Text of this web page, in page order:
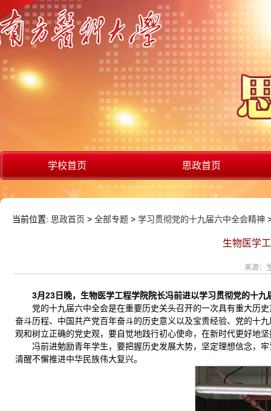
学校首页 思政首页
当前位置: 思政首页 > 全部专题 > 学习贯彻党的十九届六中全会精神
生物医学
来源：
3月23日晚，生物医学工程学院院长冯前进以学习贯彻党的十
党的十九届六中全会是在重要历史关头召开的一次具有重大历
奋斗历程、中国共产党百年奋斗的历史意义以及宝贵经验、党的十
观和树立正确的党史观，要自觉地践行初心使命，在新时代更好地
冯前进勉励青年学生，要把握历史发展大势，坚定理想信念，
清醒不懈推进中华民族伟大复兴。